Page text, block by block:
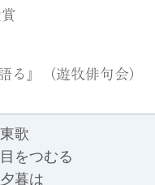
る』（遊牧俳句会）
歌
をつむる
暮は